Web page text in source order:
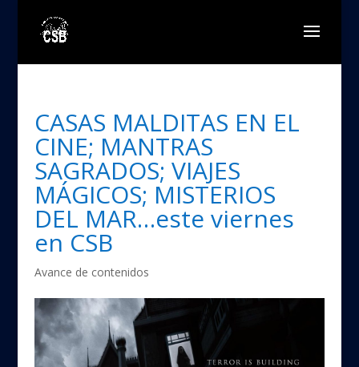
CASAS MALDITAS EN EL
CINE; MANTRAS
SAGRADOS; VIAJES
MÁGICOS; MISTERIOS
DEL MAR…este viernes
en CSB
Avance de contenidos